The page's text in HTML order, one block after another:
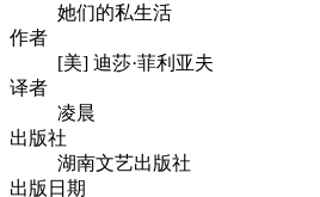
她们的私生活
作者
[美] 迪莎·菲利亚夫
译者
凌晨
出版社
湖南文艺出版社
出版日期